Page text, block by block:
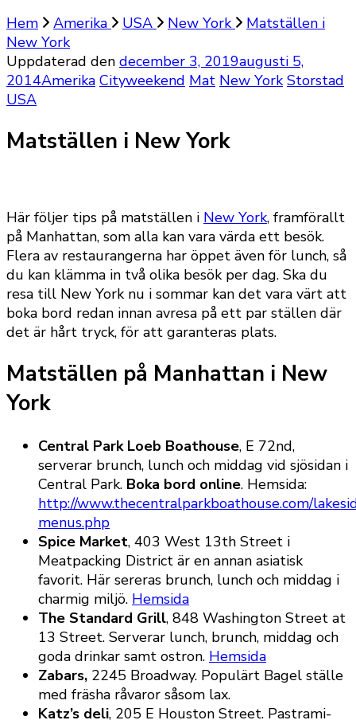
Hem
Amerika USA New York
Matställen i
New York
Uppdaterad den december 3, 2019augusti 5,
2014Amerika Cityweekend Mat New York Storstad
USA
Matställen i New York
Här följer tips på matställen i New York, framförallt
på Manhattan, som alla kan vara värda ett besök.
Flera av restaurangerna har öppet även för lunch, så
du kan klämma in två olika besök per dag. Ska du
resa till New York nu i sommar kan det vara värt att
boka bord redan innan avresa på ett par ställen där
det är hårt tryck, för att garanteras plats.
Matställen på Manhattan i New
York
Central Park Loeb Boathouse, E 72nd,
serverar brunch, lunch och middag vid sjösidan i
Central Park. Boka bord online. Hemsida:
http://www.thecentralparkboathouse.com/
menus.php
Spice Market, 403 West 13th Street i
Meatpacking District är en annan asiatisk
favorit. Här sereras brunch, lunch och middag i
charmig miljö. Hemsida
The Standard Grill, 848 Washington Street at
13 Street. Serverar lunch, brunch, middag och
goda drinkar samt ostron. Hemsida
Zabars, 2245 Broadway. Populärt Bagel ställe
med fräsha råvaror såsom lax.
Katz’s deli, 205 E Houston Street. Pastrami-